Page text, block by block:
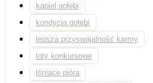
kąpiel gołębi
kondycja gołębi
lepsza przyswajalność karmy
loty konkursowe
lśniące pióra